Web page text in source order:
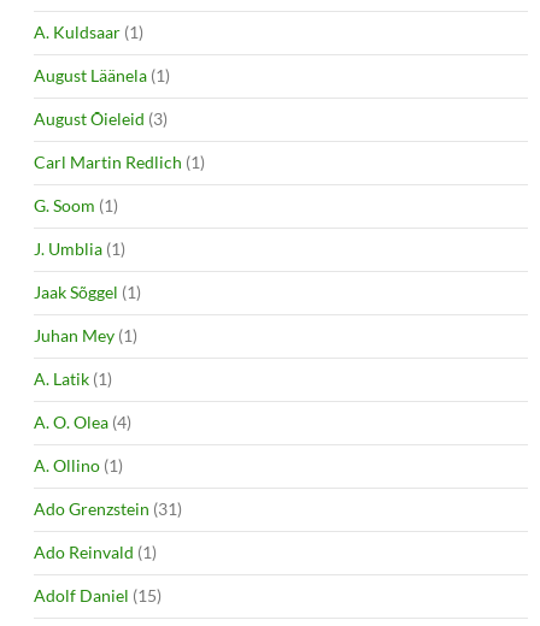
A. Kuldsaar (1)
August Läänela (1)
August Õieleid (3)
Carl Martin Redlich (1)
G. Soom (1)
J. Umblia (1)
Jaak Sõggel (1)
Juhan Mey (1)
A. Latik (1)
A. O. Olea (4)
A. Ollino (1)
Ado Grenzstein (31)
Ado Reinvald (1)
Adolf Daniel (15)